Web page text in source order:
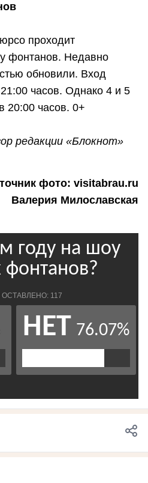
проходит
фонтанов. Недавно
обновили. Вход
часов. Однако 4 и 5
20:00 часов. 0+
редакции «Блокнот»
фото: visitabrau.ru
Валерия Милославская